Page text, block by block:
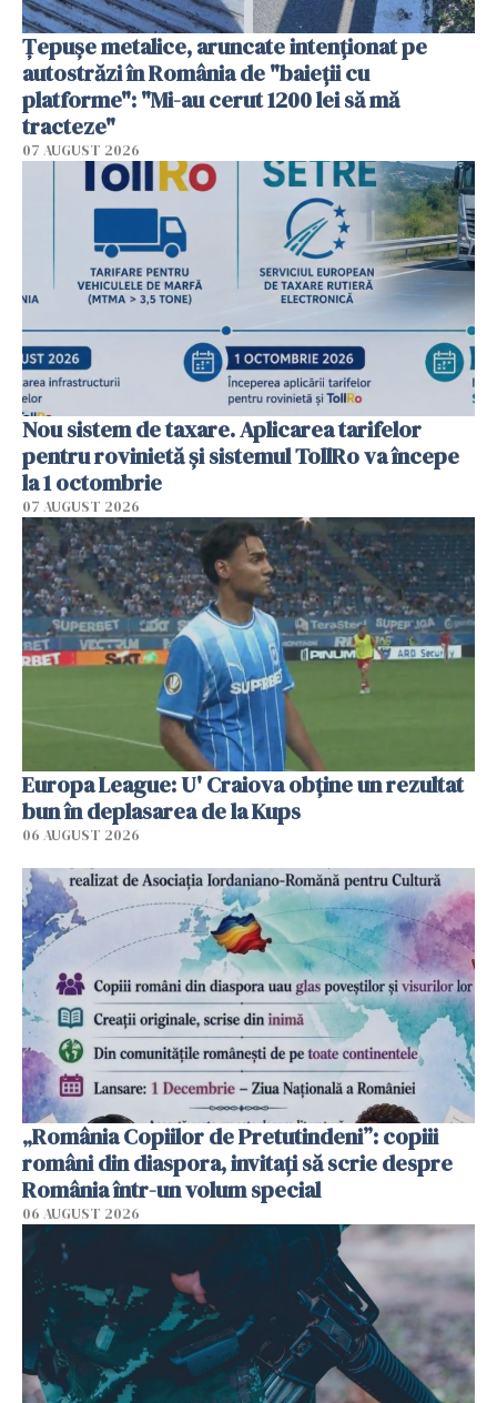
Țepușe metalice, aruncate intenționat pe
autostrăzi în România de "baieții cu
platforme": "Mi-au cerut 1200 lei să mă
tracteze"
07 AUGUST 2026
Nou sistem de taxare. Aplicarea tarifelor
pentru rovinietă şi sistemul TollRo va începe
la 1 octombrie
07 AUGUST 2026
Europa League: U' Craiova obține un rezultat
bun în deplasarea de la Kups
06 AUGUST 2026
„România Copiilor de Pretutindeni”: copiii
români din diaspora, invitați să scrie despre
România într-un volum special
06 AUGUST 2026